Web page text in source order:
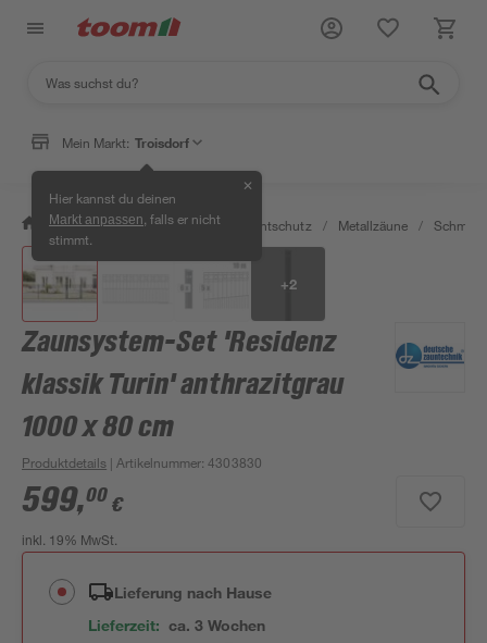
Mein Markt: Troisdorf
Hier kannst du deinen
Markt anpassen , falls er nicht
stimmt.
✕
/ Garten & Freizeit / Zäune & Sichtschutz / Metallzäune /
+2
Zaunsystem-Set 'Residenz
klassik Turin' anthrazitgrau
1000 x 80 cm
Produktdetails | Artikelnummer:4303830
599,00 €
inkl. 19% MwSt.
Lieferung nach Hause
Lieferzeit: ca. 3 Wochen